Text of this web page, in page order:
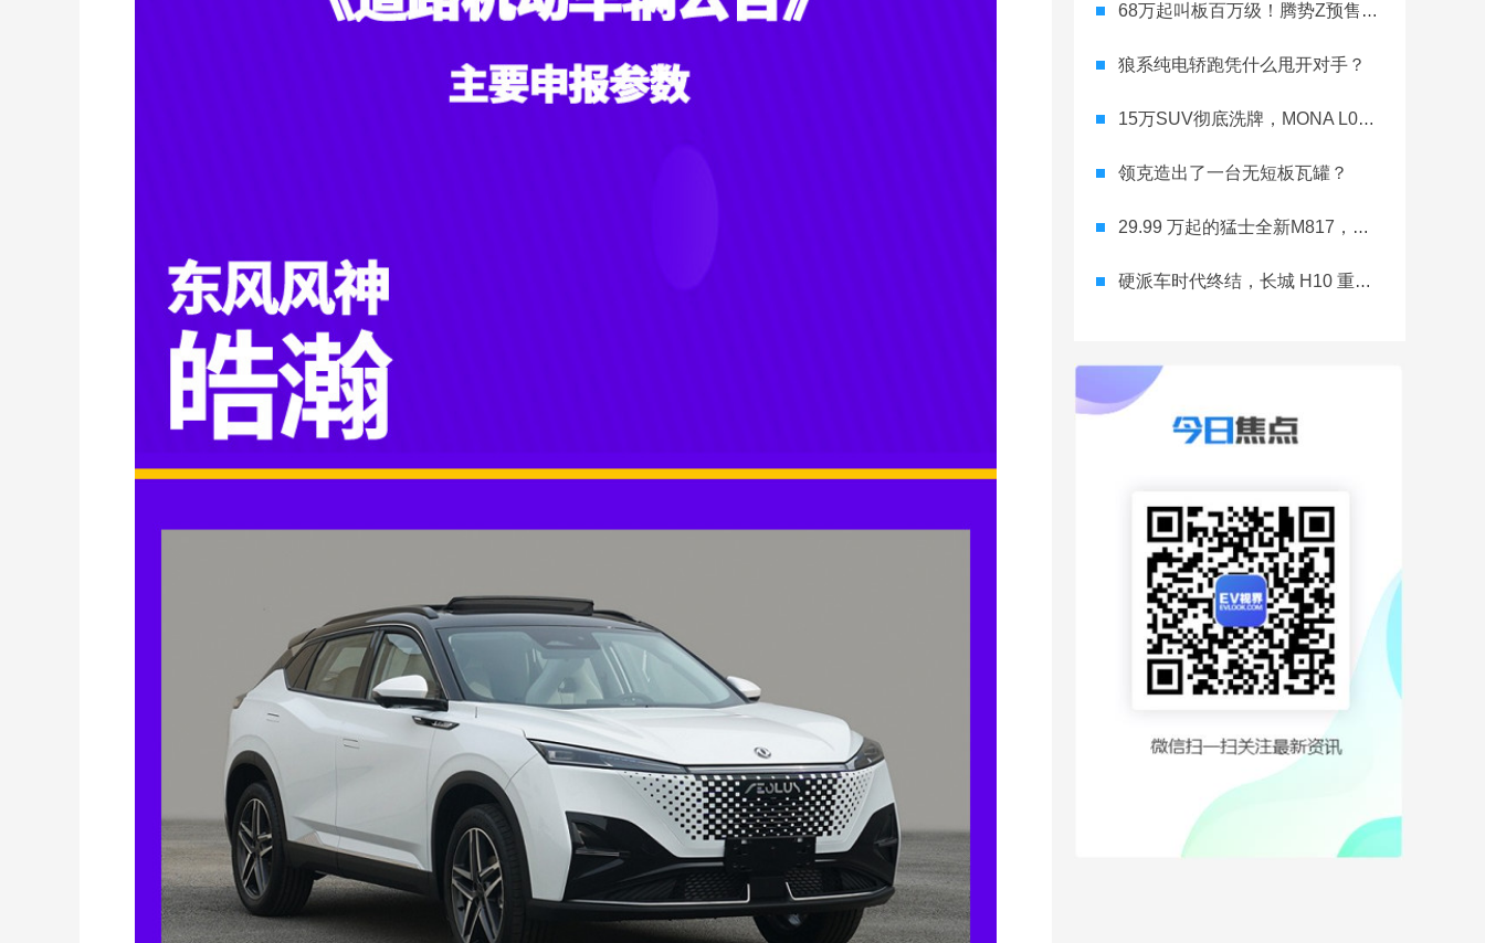
68万起叫板百万级！腾势Z预售开启
狼系纯电轿跑凭什么甩开对手？
15万SUV彻底洗牌，MONA L03直接降维打击
领克造出了一台无短板瓦罐？
29.99 万起的猛士全新M817，从此越野不靠老司机
硬派车时代终结，长城 H10 重新洗牌